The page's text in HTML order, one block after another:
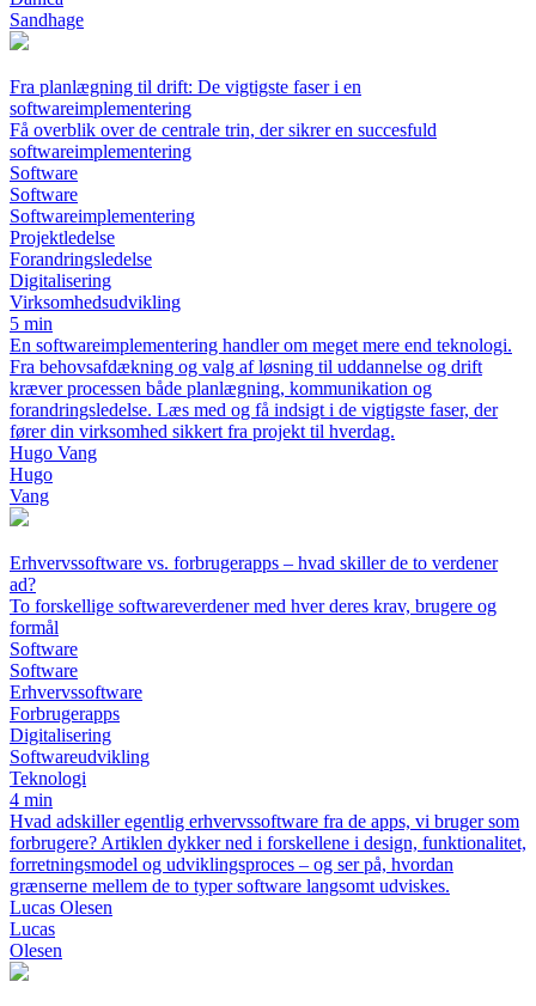
Sandhage
Fra planlægning til drift: De vigtigste faser i en
softwareimplementering
Få overblik over de centrale trin, der sikrer en succesfuld
softwareimplementering
Software
Software
Softwareimplementering
Projektledelse
Forandringsledelse
Digitalisering
Virksomhedsudvikling
5 min
En softwareimplementering handler om meget mere end teknologi.
Fra behovsafdækning og valg af løsning til uddannelse og drift
kræver processen både planlægning, kommunikation og
forandringsledelse. Læs med og få indsigt i de vigtigste faser, der
fører din virksomhed sikkert fra projekt til hverdag.
Hugo Vang
Hugo
Vang
Erhvervssoftware vs. forbrugerapps – hvad skiller de to verdener
ad?
To forskellige softwareverdener med hver deres krav, brugere og
formål
Software
Software
Erhvervssoftware
Forbrugerapps
Digitalisering
Softwareudvikling
Teknologi
4 min
Hvad adskiller egentlig erhvervssoftware fra de apps, vi bruger som
forbrugere? Artiklen dykker ned i forskellene i design, funktionalitet,
forretningsmodel og udviklingsproces – og ser på, hvordan
grænserne mellem de to typer software langsomt udviskes.
Lucas Olesen
Lucas
Olesen